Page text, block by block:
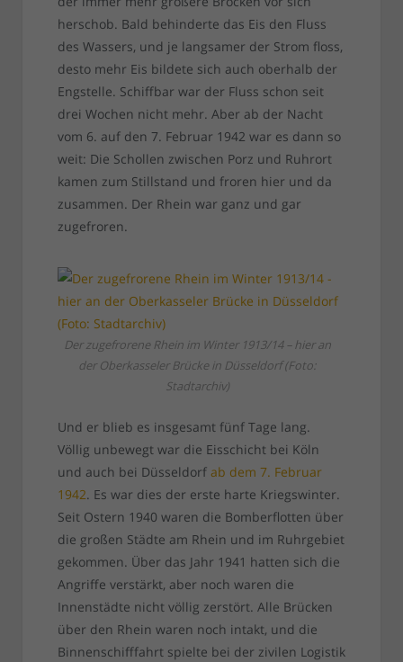
herschob. Bald behinderte das Eis den Fluss
des Wassers, und je langsamer der Strom floss,
desto mehr Eis bildete sich auch oberhalb der
Engstelle. Schiffbar war der Fluss schon seit
drei Wochen nicht mehr. Aber ab der Nacht
vom 6. auf den 7. Februar 1942 war es dann so
weit: Die Schollen zwischen Porz und Ruhrort
kamen zum Stillstand und froren hier und da
zusammen. Der Rhein war ganz und gar
zugefroren.
Der zugefrorene Rhein im Winter 1913/14 – hier an
der Oberkasseler Brücke in Düsseldorf (Foto:
Stadtarchiv)
Und er blieb es insgesamt fünf Tage lang.
Völlig unbewegt war die Eisschicht bei Köln
und auch bei Düsseldorf ab dem 7. Februar
1942. Es war dies der erste harte Kriegswinter.
Seit Ostern 1940 waren die Bomberflotten über
die großen Städte am Rhein und im Ruhrgebiet
gekommen. Über das Jahr 1941 hatten sich die
Angriffe verstärkt, aber noch waren die
Innenstädte nicht völlig zerstört. Alle Brücken
über den Rhein waren noch intakt, und die
Binnenschifffahrt spielte bei der zivilen Logistik